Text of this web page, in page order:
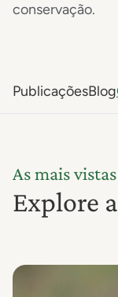
conservação.
PublicaçõesBlog
As mais
Explore